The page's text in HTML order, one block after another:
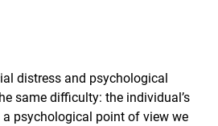
distress and psychological
same difficulty: the individual’s
psychological point of view we